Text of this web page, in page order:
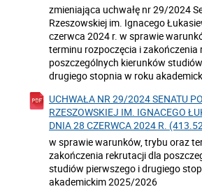
zmieniająca uchwałę nr 29/2024
Rzeszowskiej im. Ignacego
czerwca 2024 r. w sprawie
terminu rozpoczęcia i zakończenia
poszczególnych kierunków
drugiego stopnia w roku
UCHWAŁA NR 29/2024 SENATU
RZESZOWSKIEJ IM. IGNACEGO
DNIA 28 CZERWCA 2024 R.
w sprawie warunków, trybu oraz
zakończenia rekrutacji dla
studiów pierwszego i drugiego
akademickim 2025/2026